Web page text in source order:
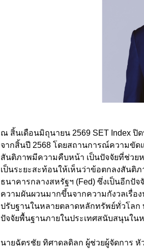
ณ สิ้นเดือนมิถุนายน 2569 SET Index ปิ
จากสิ้นปี 2568 โดยสถานการณ์ความขั
สันติภาพมีความคืบหน้า เป็นปัจจัยที่ช่วย
เป็นระยะสะท้อนให้เห็นว่าข้อตกลงสันติ
ธนาคารกลางสหรัฐฯ (Fed) ซึ่งเป็นอีกปั
ความผันผวนมากขึ้นจากความกังวลเรื่อ
ปรับฐานในหลายตลาดหลักทรัพย์ทั่วโลก
ปัจจัยพื้นฐานภายในประเทศสนับสนุนใน
นายฉัตรชัย ทิศาดลดิลก ผู้ช่วยผู้จัดการ หั